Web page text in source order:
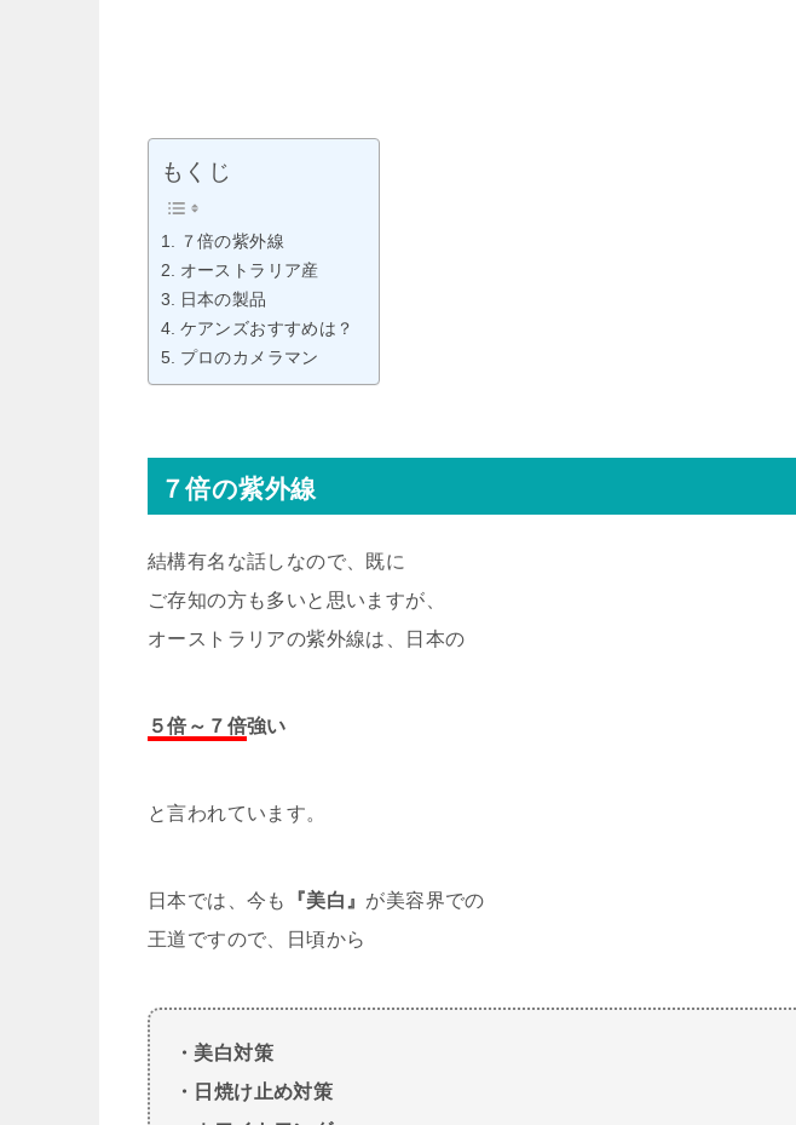
もくじ
７倍の紫外線
オーストラリア産
日本の製品
ケアンズおすすめは？
プロのカメラマン
７倍の紫外線
結構有名な話しなので、既に
ご存知の方も多いと思いますが、
オーストラリアの紫外線は、日本の
５倍～７倍強い
と言われています。
日本では、今も 『美白』 が美容界での
王道ですので、日頃から
・美白対策
・日焼け止め対策